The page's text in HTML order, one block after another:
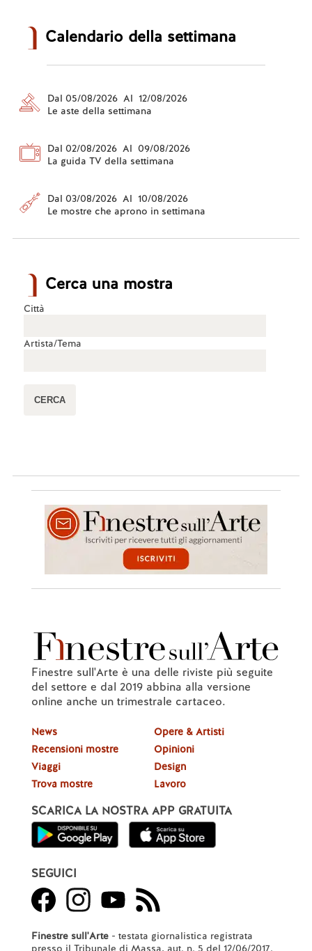
Calendario della settimana
Dal 05/08/2026 Al 12/08/2026
Le aste della settimana
Dal 02/08/2026 Al 09/08/2026
La guida TV della settimana
Dal 03/08/2026 Al 10/08/2026
Le mostre che aprono in settimana
Cerca una mostra
Città
Artista/Tema
Finestre sull'Arte è una delle riviste più seguite
del settore e dal 2019 abbina alla versione
online anche un trimestrale cartaceo.
News
Recensioni mostre
Viaggi
Trova mostre
Opere & Artisti
Opinioni
Design
Lavoro
SCARICA LA NOSTRA APP GRATUITA
SEGUICI
Finestre sull'Arte- testata giornalistica registrata
presso il Tribunale di Massa, aut. n. 5 del 12/06/2017.